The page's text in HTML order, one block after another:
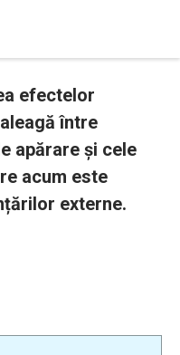
efectelor
între
apărare și cele
acum este
externe.